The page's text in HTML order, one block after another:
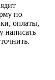
по
оплаты,
написать